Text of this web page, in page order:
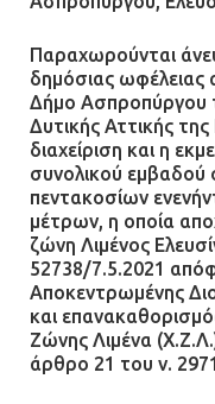
Παραχωρούνται
δημόσιας ωφέλειας
Δήμο Ασπροπύργου
Δυτικής Αττικής
διαχείριση και η
συνολικού εμβαδού
πεντακοσίων
μέτρων, η οποία
ζώνη Λιμένος
52738/7.5.2021
Αποκεντρωμένης
και
Ζώνης Λιμένα
άρθρο 21 του ν.